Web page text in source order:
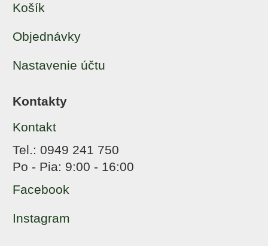
Košík
Objednávky
Nastavenie účtu
Kontakty
Kontakt
Tel.: 0949 241 750
Po - Pia: 9:00 - 16:00
Facebook
Instagram